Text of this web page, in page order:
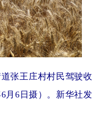
张王庄村村民驾驶收
月6日摄）。 新华社发